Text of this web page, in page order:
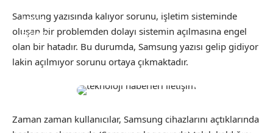
Samsung yazısında kalıyor sorunu, işletim sisteminde
oluşan bir problemden dolayı sistemin açılmasına engel
olan bir hatadır. Bu durumda, Samsung yazısı gelip gidiyor
lakin açılmıyor sorunu ortaya çıkmaktadır.
Zaman zaman kullanıcılar, Samsung cihazlarını açtıklarında